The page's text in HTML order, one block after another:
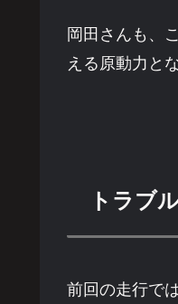
岡田さんも、
える原動力と
トラブ
前回の走行で